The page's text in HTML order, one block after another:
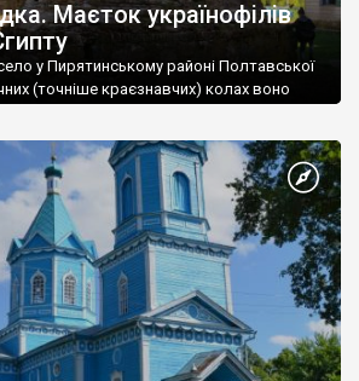
Маєток українофілів
у Пирятинському районі Полтавської
(точніше краєзнавчих) колах воно